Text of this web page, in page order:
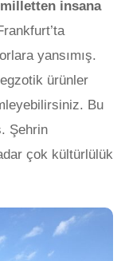
insana
yansımış.
ürünler
Bu
Şehrin
çok kültürlülük